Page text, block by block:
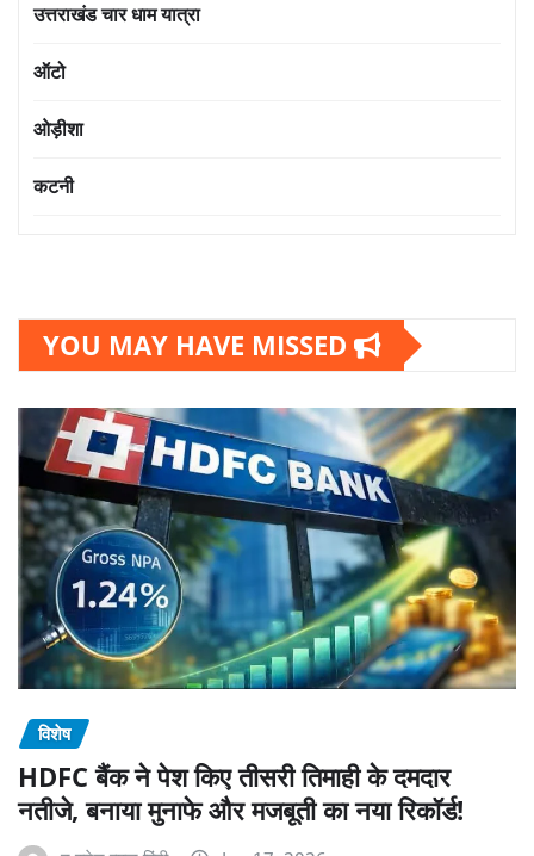
उत्तराखंड चार धाम यात्रा
ऑटो
ओड़ीशा
कटनी
YOU MAY HAVE MISSED
विशेष
HDFC बैंक ने पेश किए तीसरी तिमाही के दमदार
नतीजे, बनाया मुनाफे और मजबूती का नया रिकॉर्ड!